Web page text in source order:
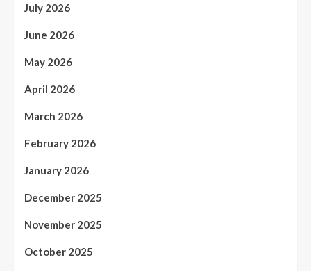
July 2026
June 2026
May 2026
April 2026
March 2026
February 2026
January 2026
December 2025
November 2025
October 2025